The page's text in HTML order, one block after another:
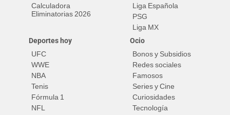
Calculadora
Eliminatorias 2026
Liga Española
PSG
Liga MX
Deportes hoy
UFC
WWE
NBA
Tenis
Fórmula 1
NFL
Ocio
Bonos y Subsidios
Redes sociales
Famosos
Series y Cine
Curiosidades
Tecnología